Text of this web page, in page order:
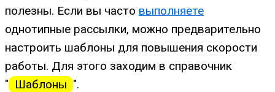
полезны. Если вы часто выполняете
однотипные рассылки, можно предварительно
настроить шаблоны для повышения скорости
работы. Для этого заходим в справочник
" Шаблоны ".